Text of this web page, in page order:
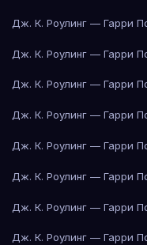
Дж. К. Роулинг — Гарри
Дж. К. Роулинг — Гарри
Дж. К. Роулинг — Гарри
Дж. К. Роулинг — Гарри
Дж. К. Роулинг — Гарри
Дж. К. Роулинг — Гарри
Дж. К. Роулинг — Гарри
Дж. К. Роулинг — Гарри